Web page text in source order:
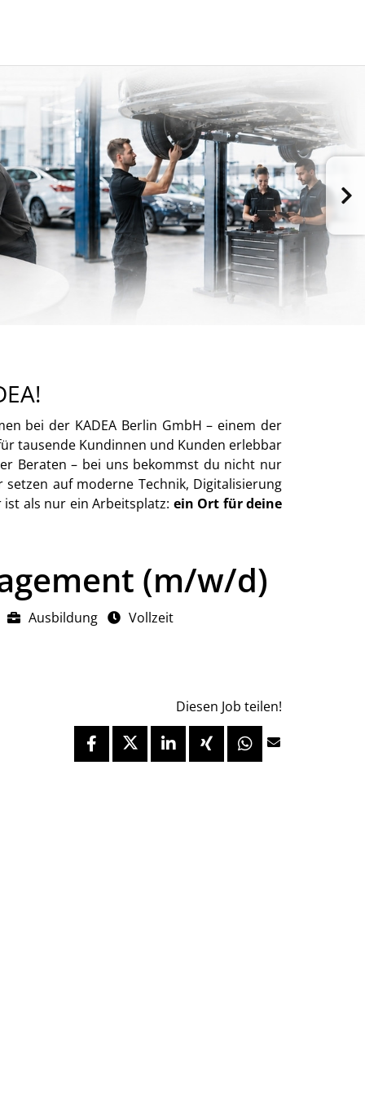
(m/w/d)
Ausbildung Vollzeit
Diesen Job teilen!
bei der KADEA Berlin GmbH – einem der
tausende Kundinnen und Kunden erlebbar
Beraten – bei uns bekommst du nicht nur
auf moderne Technik, Digitalisierung
als nur ein Arbeitsplatz: ein Ort für deine